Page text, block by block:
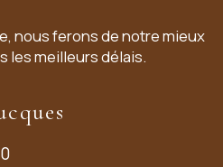
nous ferons de notre mieux
les meilleurs délais.